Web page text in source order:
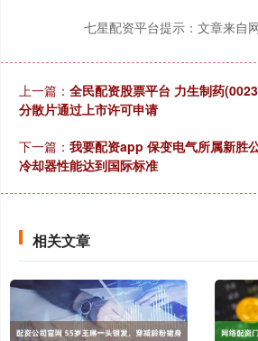
七星配资平台提示：文章来自
上一篇： 全民配资股票平台 力生制药
分散片通过上市许可申请
下一篇： 我要配资app 保变电气所属新胜
冷却器性能达到国际标准
相关文章